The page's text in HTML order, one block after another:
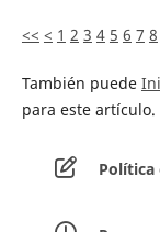
<< < 1 2 3 4 5 6 7 8
También puede
para este artículo.